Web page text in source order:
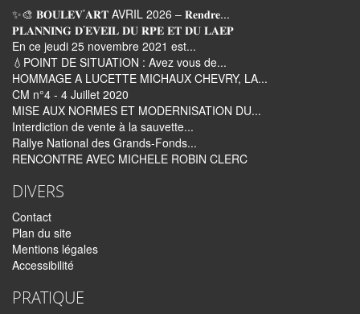
✨🎨 𝐁𝐎𝐔𝐋𝐄𝐕’𝐀𝐑𝐓 AVRIL 2026 – 𝐑𝐞𝐧𝐝𝐫𝐞...
𝐏𝐋𝐀𝐍𝐍𝐈𝐍𝐆 𝐃’𝐄𝐕𝐄𝐈𝐋 𝐃𝐔 𝐑𝐏𝐄 𝐄𝐓 𝐃𝐔 𝐋𝐀𝐄𝐏
En ce jeudi 25 novembre 2021 est...
💧POINT DE SITUATION : Avez vous de...
HOMMAGE A LUCETTE MICHAUX CHEVRY, LA...
CM n°4 - 4 Juillet 2020
MISE AUX NORMES ET MODERNISATION DU...
Interdiction de vente à la sauvette...
Rallye National des Grands-Fonds...
RENCONTRE AVEC MICHELE ROBIN CLERC
DIVERS
Contact
Plan du site
Mentions légales
Accessibilité
PRATIQUE